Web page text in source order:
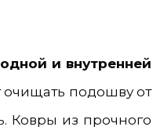
и внутренней
подошву от
Ковры из прочного